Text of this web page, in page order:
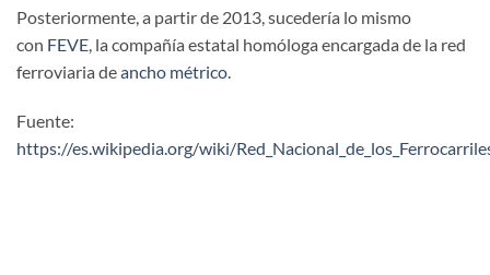
Posteriormente, a partir de 2013, sucedería lo mismo
con FEVE , la compañía estatal homóloga encargada de la red
ferroviaria deancho métrico
Fuente:
https://es.wikipedia.org/wiki/